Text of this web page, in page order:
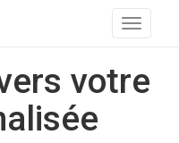
T
o
g
votre